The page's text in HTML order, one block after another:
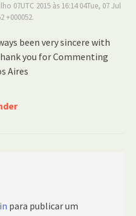
07UTC 2015 às 16:14 04Tue, 07 Jul
+000052.
been very sincere with
you for Commenting
Aires
para publicar um